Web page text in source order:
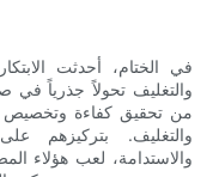
في الختام، أحدثت
والتغليف تحولاً جذرياً في
من تحقيق كفاءة وتخصيص
والتغليف. بتركيزهم
والاستدامة، لعب هؤلاء